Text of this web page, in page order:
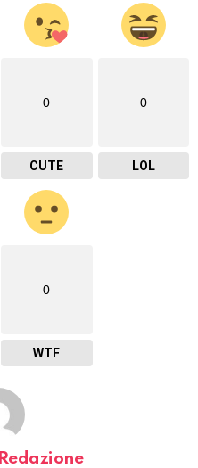
0
CUTE
0
LOL
0
WTF
Redazione